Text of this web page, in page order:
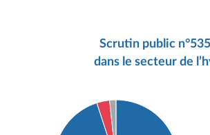
Scrutin public
dans le secteur de